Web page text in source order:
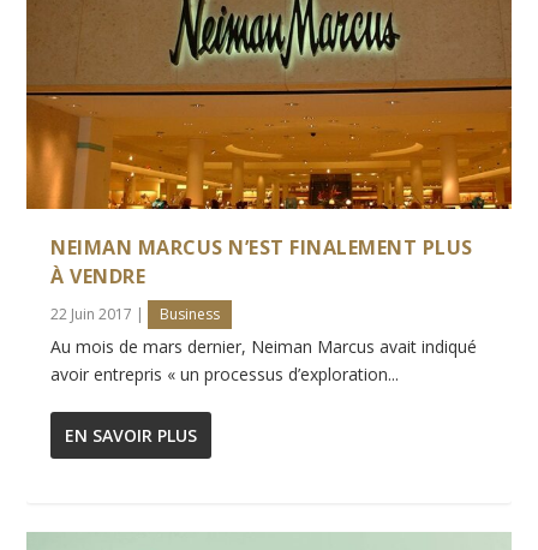
NEIMAN MARCUS N’EST FINALEMENT PLUS
À VENDRE
22 Juin 2017 | Business
Au mois de mars dernier, Neiman Marcus avait indiqué
avoir entrepris « un processus d’exploration...
EN SAVOIR PLUS